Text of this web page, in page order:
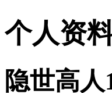
个人资
隐世高人